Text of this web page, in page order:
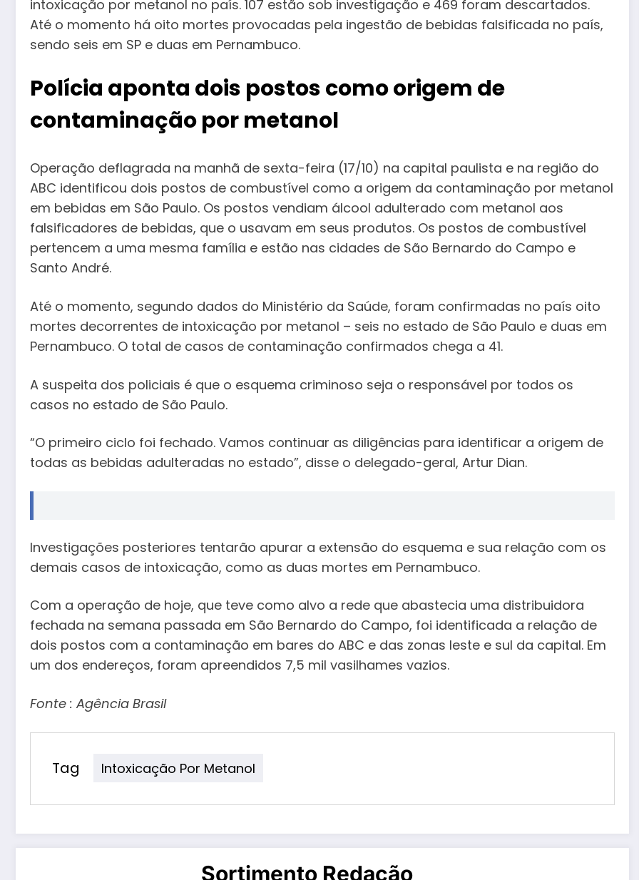
intoxicação por metanol no país. 107 estão sob investigação e 469 foram descartados.
Até o momento há oito mortes provocadas pela ingestão de bebidas falsificada no país,
sendo seis em SP e duas em Pernambuco.
Polícia aponta dois postos como origem de
contaminação por metanol
Operação deflagrada na manhã de sexta-feira (17/10) na capital paulista e na região do
ABC identificou dois postos de combustível como a origem da contaminação por metanol
em bebidas em São Paulo. Os postos vendiam álcool adulterado com metanol aos
falsificadores de bebidas, que o usavam em seus produtos. Os postos de combustível
pertencem a uma mesma família e estão nas cidades de São Bernardo do Campo e
Santo André.
Até o momento, segundo dados do Ministério da Saúde, foram confirmadas no país oito
mortes decorrentes de intoxicação por metanol – seis no estado de São Paulo e duas em
Pernambuco. O total de casos de contaminação confirmados chega a 41.
A suspeita dos policiais é que o esquema criminoso seja o responsável por todos os
casos no estado de São Paulo.
“O primeiro ciclo foi fechado. Vamos continuar as diligências para identificar a origem de
todas as bebidas adulteradas no estado”, disse o delegado-geral, Artur Dian.
Investigações posteriores tentarão apurar a extensão do esquema e sua relação com os
demais casos de intoxicação, como as duas mortes em Pernambuco.
Com a operação de hoje, que teve como alvo a rede que abastecia uma distribuidora
fechada na semana passada em São Bernardo do Campo, foi identificada a relação de
dois postos com a contaminação em bares do ABC e das zonas leste e sul da capital. Em
um dos endereços, foram apreendidos 7,5 mil vasilhames vazios.
Fonte : Agência Brasil
Tag Intoxicação Por Metanol
Sortimento Redação